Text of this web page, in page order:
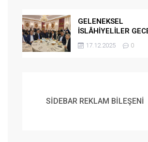
GELENEKSEL
İSLÂHİYELİLER
DÜZENLENDİ
17.12.2025 0
SİDEBAR REKLAM BİLEŞENİ